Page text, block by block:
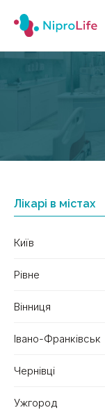
Лікарі в містах
Київ
Рівне
Вінниця
Івано-Франківськ
Чернівці
Ужгород